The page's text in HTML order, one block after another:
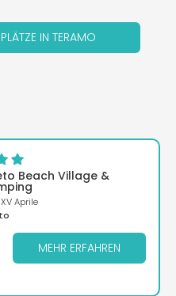
IN TERAMO
Beach Village &
Aprile
MEHR ERFAHREN